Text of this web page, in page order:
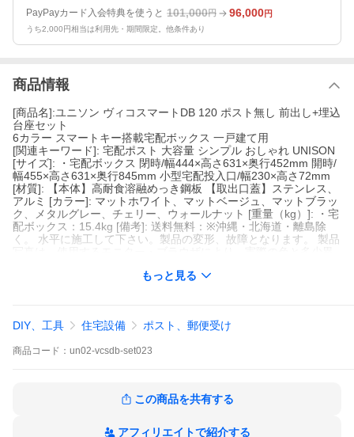
PayPayカード入会特典を使うと 101,000円 96,000円
うち2,000円相当は利用先・期間限定。他条件あり
商品情報
[商品名]:ユニソン ヴィコスマートDB 120 ポスト無し 前出し+埋込
台座セット
6カラー スマートキー搭載宅配ボックス 一戸建て用
[関連キーワード]: 宅配ポスト 大容量 シンプル おしゃれ UNISON
[サイズ]: ・宅配ボックス 閉時/幅444×高さ631×奥行452mm 開時/
幅455×高さ631×奥行845mm 小型宅配投入口/幅230×高さ72mm
[材質]: 【本体】高耐食溶融めっき鋼板 【取出口蓋】ステンレス、
アルミ [カラー]: マットホワイト、マットベージュ、マットブラッ
ク、メタルグレー、チェリー、ウォールナット [重量（kg）]: ・宅
配ボックス：15.4kg [備考]: 送料無料：※沖縄・北海道・離島除
く。 水平に施工して下さい。製品の変形、故障となります。 製品
[施工について]: ※施工はお客様にて責任を持ってご手配くださ
もっと見る
DIY、工具 住宅設備 ポスト、郵便受け
商品 コード： un02-vcsdb-set023
この商品を共有する
アフィリエイトで紹介する